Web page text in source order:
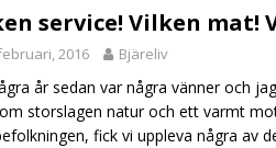
service! Vilken mat!
2016 Bjäreliv
år sedan var några vänner och
storslagen natur och ett varmt
fick vi uppleva några av